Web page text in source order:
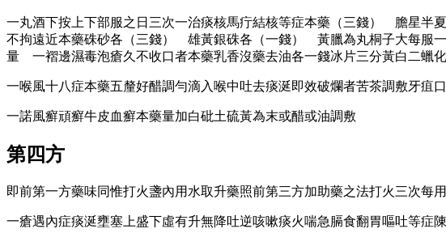
一丸酒下按上下部服之日三次一治痰核馬疔結核等症本藥（三錢） 膽星
不拘遠近本藥硃砂各（三錢） 雄黃銀硃各（一錢） 黃臘為丸桐子大每服
量 一褶邊濕毒泡瘡久不收口者本藥乳香沒藥去油各一錢冰片三分黃白二蠟
一喉風十八症本藥五釐好醋調勻滴入喉中吐去痰涎即效破爛者苦茶調敷牙疽
一諾風癬頑癬牛皮血癬本藥量加白砒土硫黃為末或醋或油調敷
第四方
即前第一方藥味同惟打火盞內用水取升藥照前第三方加助藥之法打火三次每
一瘡遇內症痰涎壅塞上盛下虛有升無降吐逆咳嗽痰火喘急膈食翻胃嘔吐等症